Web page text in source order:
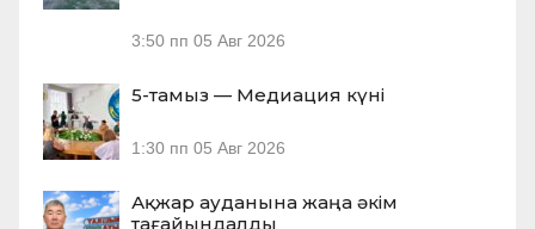
3:50 пп 05 Авг 2026
5-тамыз — Медиация күні
1:30 пп 05 Авг 2026
Ақжар ауданына жаңа әкім
тағайындалды